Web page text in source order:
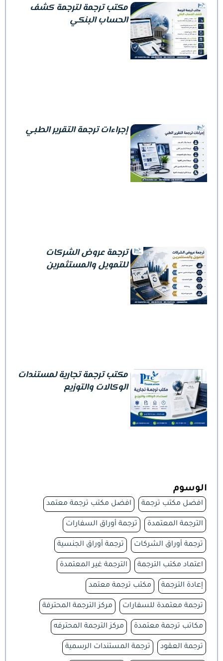
مكتب ترجمة لترجمة كشف
الحساب البنكي
إجراءات ترجمة التقرير الطبي
ترجمة عروض الشركات
للتمويل والمستثمرين
مكتب ترجمة تجارية لمستندات
الوكالات والتوزيع
الوسوم
افضل مكتب ترجمة افضل مكتب ترجمة معتمد
الترجمة المعتمدة ترجمة أوراق السفارات
ترجمة أوراق الشركات ترجمة أوراق الجنسية
اعتماد مكتب الترجمة الترجمة غير المعتمدة
إعادة الترجمة مكتب ترجمة معتمد
ترجمة معتمدة للسفارات مركز الترجمة المحترفة
مكاتب ترجمة معتمدة مركز الترجمة المحترفه
ترجمة العقود ترجمة المستندات الرسمية